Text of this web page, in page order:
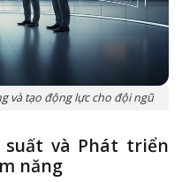
và tạo động lực cho đội ngũ
suất và Phát triển
năng